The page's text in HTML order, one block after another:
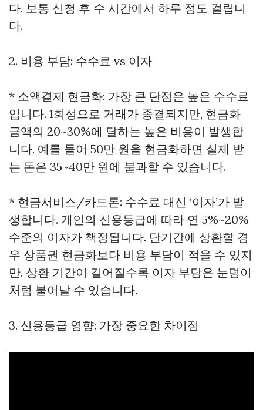
다. 보통 신청 후 수 시간에서 하루 정도 걸립니
다.
2. 비용 부담: 수수료 vs 이자
* 소액결제 현금화: 가장 큰 단점은 높은 수수료
입니다. 1회성으로 거래가 종결되지만, 현금화
금액의 20~30%에 달하는 높은 비용이 발생합
니다. 예를 들어 50만 원을 현금화하면 실제 받
는 돈은 35~40만 원에 불과할 수 있습니다.
* 현금서비스/카드론: 수수료 대신 ‘이자’가 발
생합니다. 개인의 신용등급에 따라 연 5%~20%
수준의 이자가 책정됩니다. 단기간에 상환할 경
우 상품권 현금화보다 비용 부담이 적을 수 있지
만, 상환 기간이 길어질수록 이자 부담은 눈덩이
처럼 불어날 수 있습니다.
3. 신용등급 영향: 가장 중요한 차이점